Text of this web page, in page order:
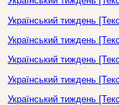
Український тиждень
Український тиждень
Український тиждень
Український тиждень
Український тиждень